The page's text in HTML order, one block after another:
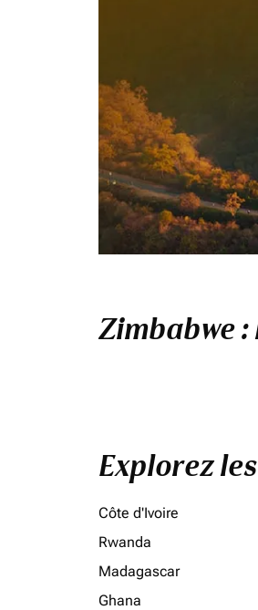
Zimbabwe
Explorez
Côte d'Ivoire
Rwanda
Madagascar
Ghana